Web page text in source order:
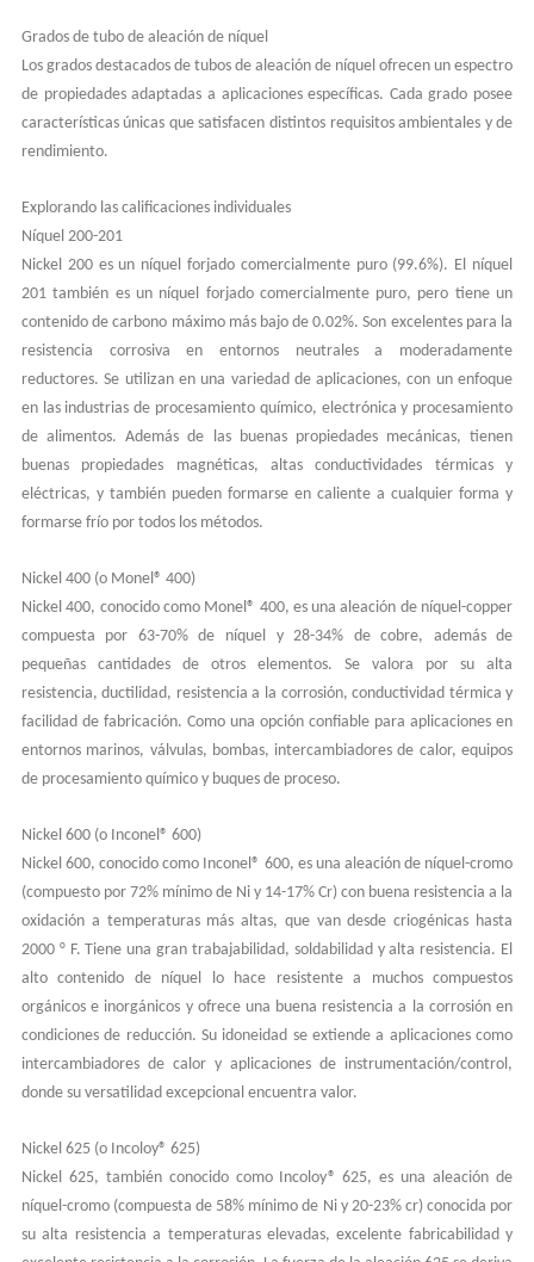
Grados de tubo de aleación de níquel
Los grados destacados de tubos de aleación de níquel ofrecen un espectro
de propiedades adaptadas a aplicaciones específicas. Cada grado posee
características únicas que satisfacen distintos requisitos ambientales y de
rendimiento.
Explorando las calificaciones individuales
Níquel 200-201
Nickel 200 es un níquel forjado comercialmente puro (99.6%). El níquel
201 también es un níquel forjado comercialmente puro, pero tiene un
contenido de carbono máximo más bajo de 0.02%. Son excelentes para la
resistencia corrosiva en entornos neutrales a moderadamente
reductores. Se utilizan en una variedad de aplicaciones, con un enfoque
en las industrias de procesamiento químico, electrónica y procesamiento
de alimentos. Además de las buenas propiedades mecánicas, tienen
buenas propiedades magnéticas, altas conductividades térmicas y
eléctricas, y también pueden formarse en caliente a cualquier forma y
formarse frío por todos los métodos.
Nickel 400 (o Monel® 400)
Nickel 400, conocido como Monel® 400, es una aleación de níquel-copper
compuesta por 63-70% de níquel y 28-34% de cobre, además de
pequeñas cantidades de otros elementos. Se valora por su alta
resistencia, ductilidad, resistencia a la corrosión, conductividad térmica y
facilidad de fabricación. Como una opción confiable para aplicaciones en
entornos marinos, válvulas, bombas, intercambiadores de calor, equipos
de procesamiento químico y buques de proceso.
Nickel 600 (o Inconel® 600)
Nickel 600, conocido como Inconel® 600, es una aleación de níquel-cromo
(compuesto por 72% mínimo de Ni y 14-17% Cr) con buena resistencia a la
oxidación a temperaturas más altas, que van desde criogénicas hasta
2000 ° F. Tiene una gran trabajabilidad, soldabilidad y alta resistencia. El
alto contenido de níquel lo hace resistente a muchos compuestos
orgánicos e inorgánicos y ofrece una buena resistencia a la corrosión en
condiciones de reducción. Su idoneidad se extiende a aplicaciones como
intercambiadores de calor y aplicaciones de instrumentación/control,
donde su versatilidad excepcional encuentra valor.
Nickel 625 (o Incoloy® 625)
Nickel 625, también conocido como Incoloy® 625, es una aleación de
níquel-cromo (compuesta de 58% mínimo de Ni y 20-23% cr) conocida por
su alta resistencia a temperaturas elevadas, excelente fabricabilidad y